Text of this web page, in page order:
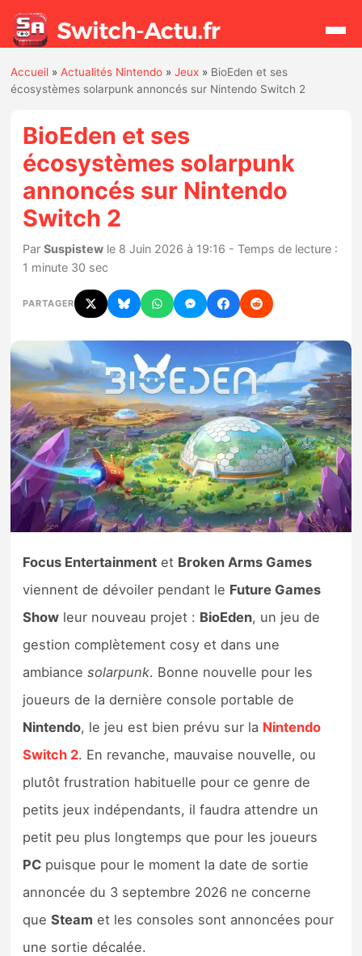
Rechercher
Actualités
Jeux
Hardware
Mises à jour
Chiffres de ventes
Rumeurs
Nintendo Direct
Tests et previews
Tests de jeux
Tests d’accessoires
Autres tests
Précommandes
Précommandes jeux Switch 2
Sorties de jeux
Bons plans
Guides
Accueil »Actualités Nintendo »Jeux » BioEden et ses
écosystèmes solarpunk annoncés sur Nintendo Switch 2
BioEden et ses
écosystèmes solarpunk
annoncés sur Nintendo
Switch 2
ParSuspistew le 8 Juin 2026 à 19:16 - Temps de lecture :
1 minute 30 sec
PARTAGER
Focus Entertainment et Broken Arms Games
viennent de dévoiler pendant le Future Games
Show leur nouveau projet : BioEden, un jeu de
gestion complètement cosy et dans une
ambiancesolarpunk. Bonne nouvelle pour les
joueurs de la dernière console portable de
Nintendo, le jeu est bien prévu sur la Nintendo
Switch 2. En revanche, mauvaise nouvelle, ou
plutôt frustration habituelle pour ce genre de
petits jeux indépendants, il faudra attendre un
petit peu plus longtemps que pour les joueurs
PC puisque pour le moment la date de sortie
annoncée du 3 septembre 2026 ne concerne
queSteam et les consoles sont annoncées pour
une sortie décalée.